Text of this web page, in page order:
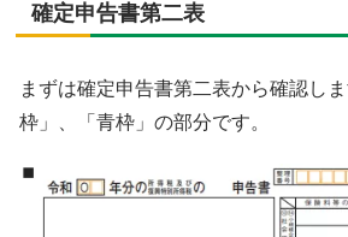
確定申告書第二表
まずは確定申告書第二表から確認し
枠」、「青枠」の部分です。